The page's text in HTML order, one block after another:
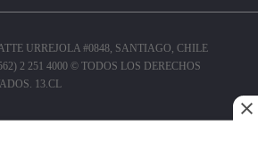
URREJOLA #0848, SANTIAGO, CHILE
2 251 4000 © TODOS LOS DERECHOS
13.CL